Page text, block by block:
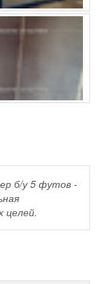
б/у 5 футов -
целей.